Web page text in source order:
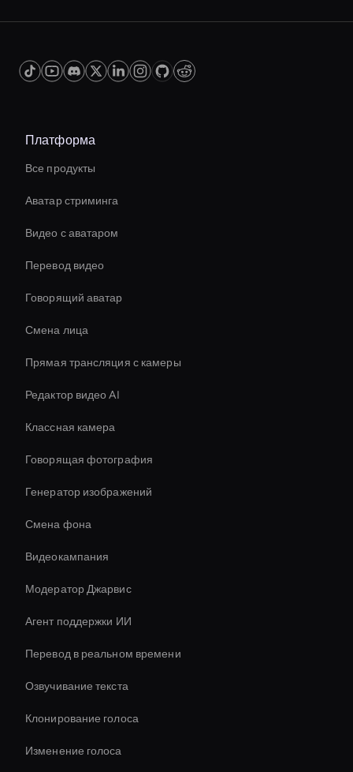
industries, such as marketing, filmmaking, and
and efficient solution for enhancing video
content, enabling businesses to produce high-
Платформа
Все продукты
Аватар стриминга
Видео с аватаром
Перевод видео
Говорящий аватар
Смена лица
Прямая трансляция с камеры
Редактор видео AI
Классная камера
Говорящая фотография
Генератор изображений
Смена фона
Видеокампания
Модератор Джарвис
Агент поддержки ИИ
Перевод в реальном времени
Озвучивание текста
Клонирование голоса
Изменение голоса